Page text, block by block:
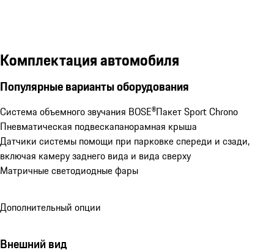
Комплектация автомобиля
Популярные варианты оборудования
Система объемного звучания BOSE®Пакет Sport Chrono
Пневматическая подвескапанорамная крыша
Датчики системы помощи при парковке спереди и сзади,
включая камеру заднего вида и вида сверху
Матричные светодиодные фары
Дополнительный опции
Внешний вид